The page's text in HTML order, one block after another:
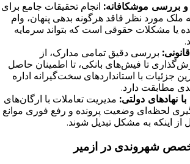
بررسی موشکافانه: انجام تحقیقات جامع برای
ملک مورد نظر فاقد هرگونه بدهی پنهان، وام
یا مشکلات حقوقی است که بتواند سرمایه
بررسی دقیق تمامی مدارک، از
تا فیش‌های بانکی، تا اطمینان حاصل
جزئیات با استانداردهای سخت‌گیرانه اداره
مطابقت دارد.
نهادهای دولتی: مدیریت تعاملات با ارگان‌های
لحظه‌ای وضعیت پرونده و رفع فوری موانع
از اینکه به مشکل تبدیل شوند.
شهروندی در ازمیر